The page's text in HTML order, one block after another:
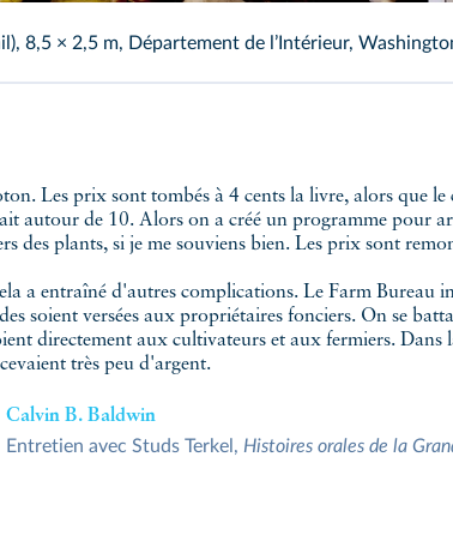
8,5 × 2,5 m, Département de lʼIntérieur,
Les prix sont tombés à 4 cents la livre, alors que
autour de 10. Alors on a créé un programme pour
des plants, si je me souviens bien. Les prix sont
a entraîné d'autres complications. Le Farm Bureau
soient versées aux propriétaires fonciers. On se
directement aux cultivateurs et aux fermiers. Dans
très peu d'argent.
Calvin B. Baldwin
Entretien avec Studs Terkel, Histoires orales de la